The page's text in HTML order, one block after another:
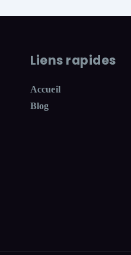
Liens rapides
Accueil
Blog